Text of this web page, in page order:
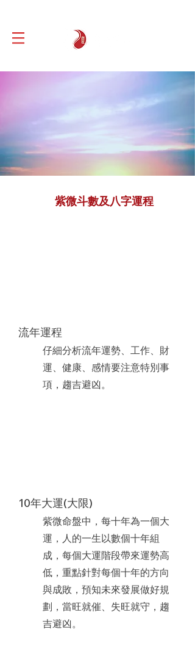
紫微斗數及八字運程
流年運程
仔細分析流年運勢、工作、財
運、健康、感情要注意特別事
項，趨吉避凶。
10年大運(大限)
紫微命盤中，每十年為一個大
運，人的一生以數個十年組
成，每個大運階段帶來運勢高
低，重點針對每個十年的方向
與成敗，預知未來發展做好規
劃，當旺就催、失旺就守，趨
吉避凶。